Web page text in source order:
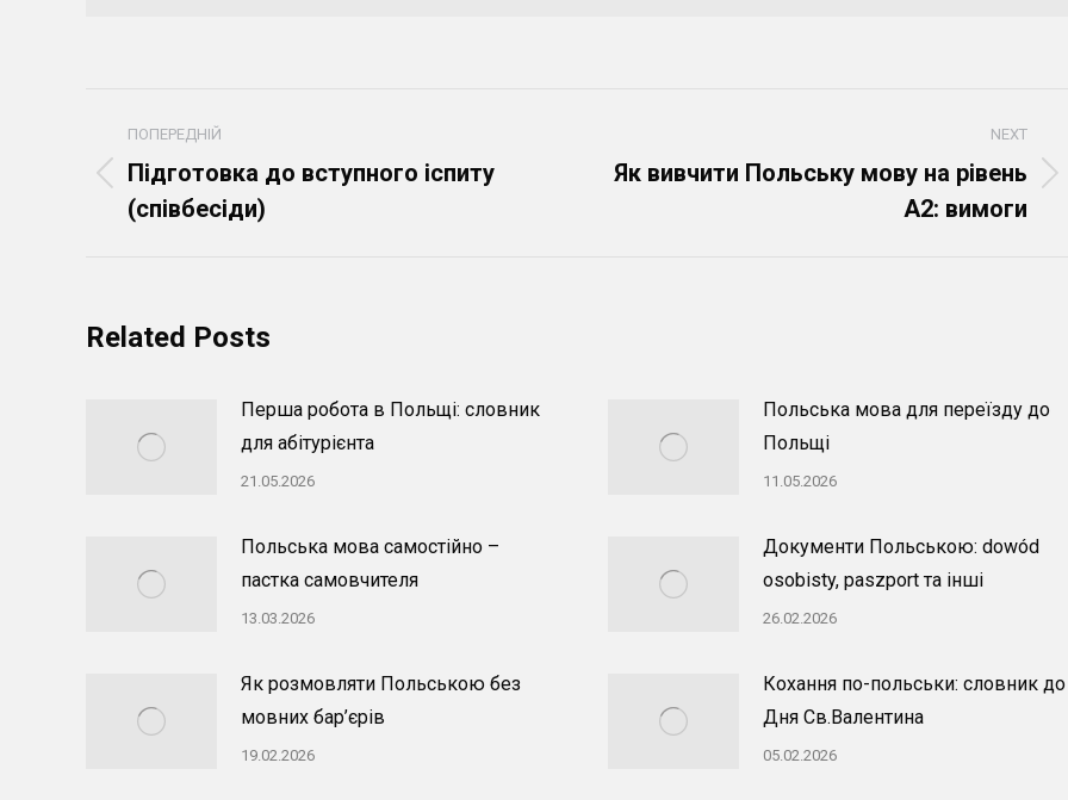
navigation
ПОПЕРЕДНІЙ
Попередній
пост:
Підготовка до вступного іспиту
(співбесіди)
NEXT
Next
Як вивчити Польську мову на рівень
А2: вимоги
Related Posts
Перша робота в Польщі: словник
для абітурієнта
21.05.2026
Польська мова для переїзду до
Польщі
11.05.2026
Польська мова самостійно –
пастка самовчителя
13.03.2026
Документи Польською: dowód
osobisty, paszport та інші
26.02.2026
Як розмовляти Польською без
мовних бар’єрів
19.02.2026
Кохання по-польськи: словник до
Дня Св.Валентина
05.02.2026